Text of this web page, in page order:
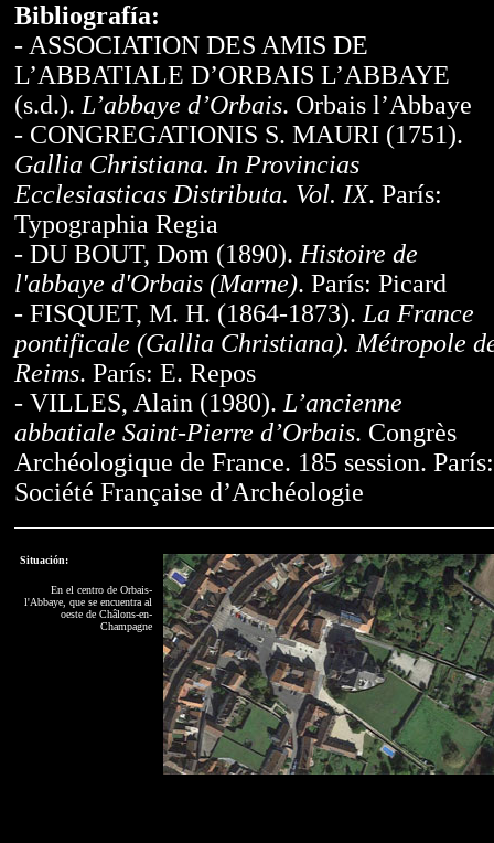
Bibliografía:
- ASSOCIATION DES AMIS DE
L’ABBATIALE D’ORBAIS L’ABBAYE
(s.d.). L’abbaye d’Orbais. Orbais l’Abbaye
- CONGREGATIONIS S. MAURI (1751).
Gallia Christiana. In Provincias
Ecclesiasticas Distributa. Vol. IX. París:
Typographia Regia
- DU BOUT, Dom (1890). Histoire de
l'abbaye d'Orbais (Marne). París: Picard
- FISQUET, M. H. (1864-1873). La France
pontificale (Gallia Christiana). Métropole
Reims. París: E. Repos
- VILLES, Alain (1980). L’ancienne
abbatiale Saint-Pierre d’Orbais. Congrès
Archéologique de France. 185 session. París:
Société Française d’Archéologie
Situación:
En el centro de Orbais-
l'Abbaye, que se encuentra al
oeste de Châlons-en-
Champagne